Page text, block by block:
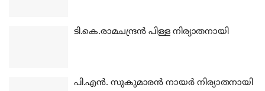
ടി.കെ.രാമചന്ദ്രന്‍ പിള്ള നിര്യാതനായി
പി.എന്‍. സുകുമാരന്‍ നായര്‍ നിര്യാതനായി